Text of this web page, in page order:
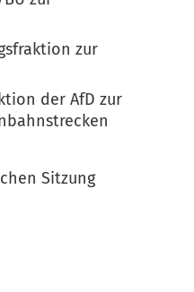
zur
der AfD zur
Sitzung